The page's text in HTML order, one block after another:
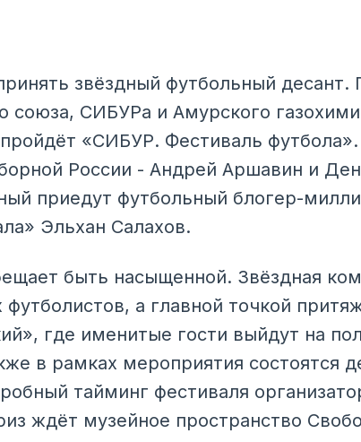
звёздный футбольный
союза, СИБУРа и Амурского
пройдёт «СИБУР. Фестиваль
России - Андрей Аршавин и
приедут футбольный блогер-
Эльхан Салахов.
быть насыщенной. Звёздная
а главной точкой
где именитые гости выйдут на
в рамках мероприятия состоятся
тайминг фестиваля
ждёт музейное пространство